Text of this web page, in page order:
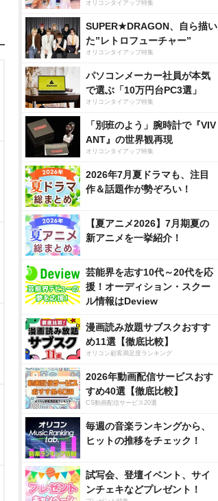
オリコンタイアップ特集
SUPER★DRAGON、自ら描い
た”レトロフューチャー”
オリコンタイアップ特集
パソコンメーカー社員が本気
で選ぶ「10万円台PC3選」
オリコンタイアップ特集
「別班のよう」腕時計で『VIV
ANT』の世界観再現
オリコンタイアップ特集
2026年7月夏ドラマも、注目
作＆話題作が勢ぞろい！
【夏アニメ2026】7月期夏の
新アニメを一挙紹介！
芸能界を志す10代～20代を応
援！オーディション・スクー
ル情報はDeview
漫画読み放題サブスクおすす
め11選【徹底比較】
オリコン顧客満足度ランキング
2026年動画配信サービスおす
すめ40選【徹底比較】
CS動画配信サービス20選
毎週の音楽ランキングから、
ヒットの推移をチェック！
試写会、登壇イベント、サイ
ンチェキなどプレゼント！